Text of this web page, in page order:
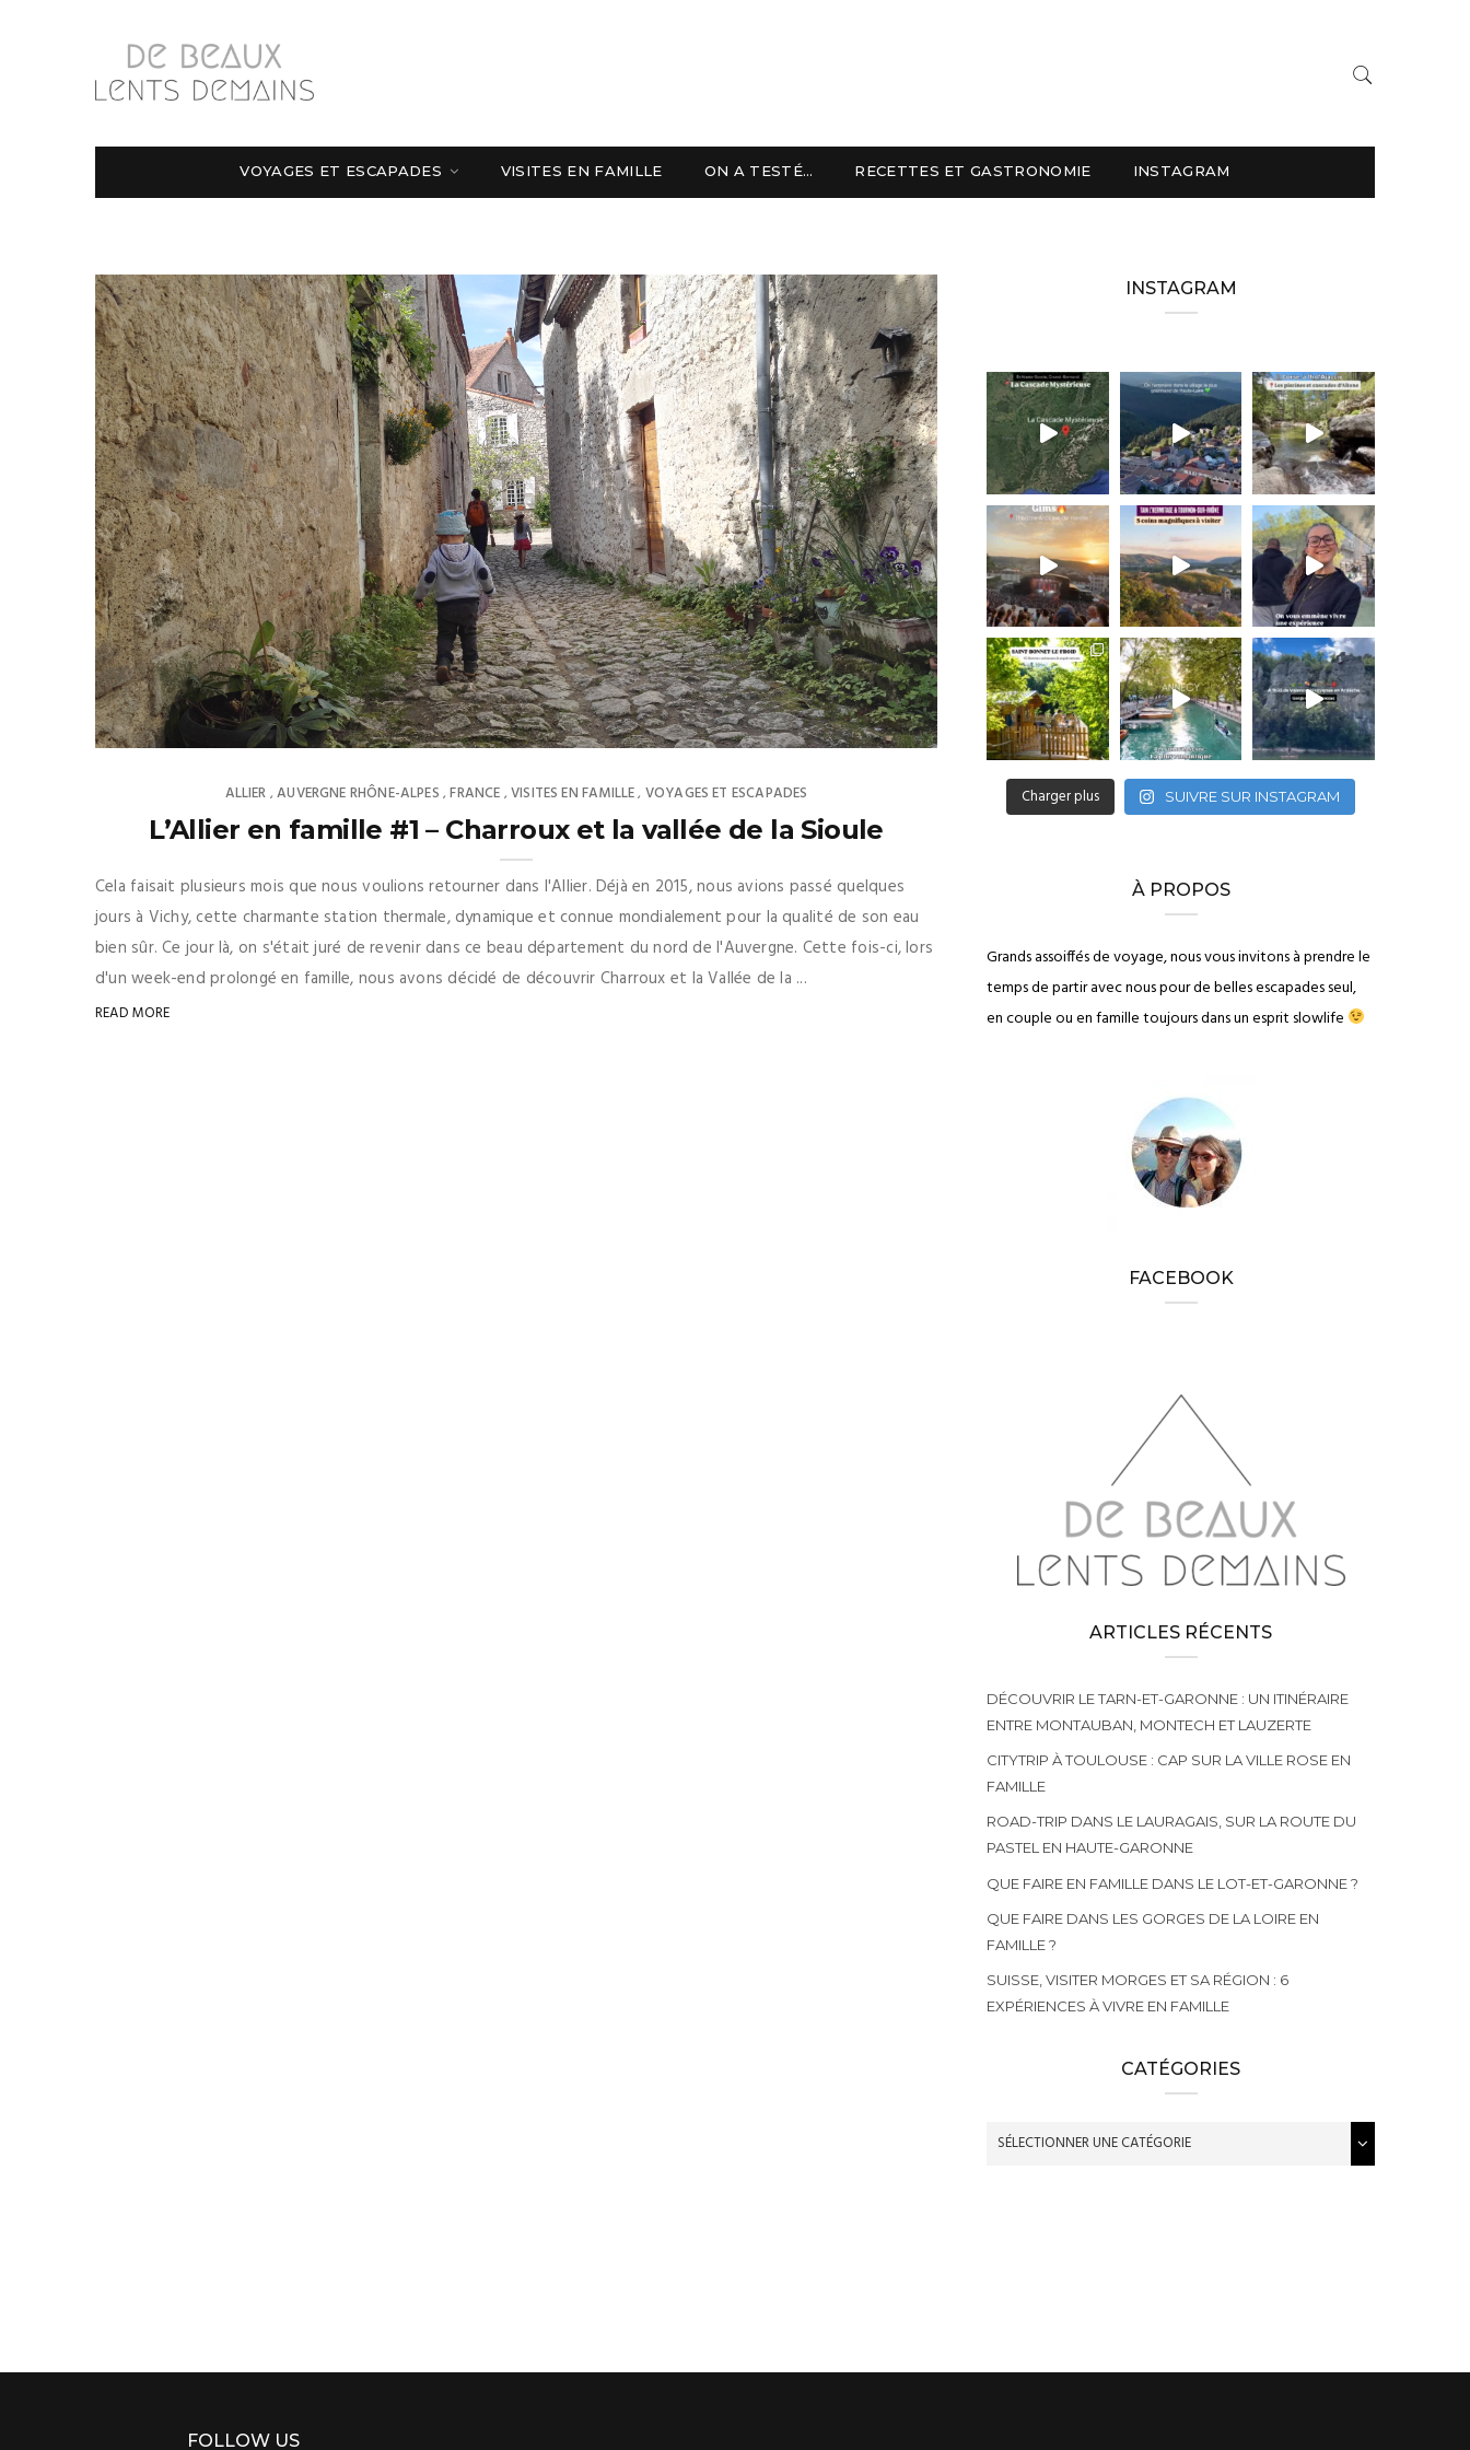
VOYAGES ET ESCAPADES VISITES EN FAMILLE ON A TESTÉ… RECETTES ET GASTRONOMIE INSTAGRAM
ALLIER ,AUVERGNE RHÔNE-ALPES ,FRANCE ,VISITES EN FAMILLE, VOYAGES ET ESCAPADES
L’Allier en famille #1 – Charroux et la vallée de la Sioule
Cela faisait plusieurs mois que nous voulions retourner dans l'Allier. Déjà en 2015, nous avions passé quelques
jours à Vichy, cette charmante station thermale, dynamique et connue mondialement pour la qualité de son eau
bien sûr. Ce jour là, on s'était juré de revenir dans ce beau département du nord de l'Auvergne. Cette fois-ci, lors
d'un week-end prolongé en famille, nous avons décidé de découvrir Charroux et la Vallée de la ...
READ MORE
INSTAGRAM
Charger plus SUIVRE SUR INSTAGRAM
À PROPOS
Grands assoiffés de voyage, nous vous invitons à prendre le
temps de partir avec nous pour de belles escapades seul,
en couple ou en famille toujours dans un esprit slowlife
FACEBOOK
ARTICLES RÉCENTS
DÉCOUVRIR LE TARN-ET-GARONNE : UN ITINÉRAIRE
ENTRE MONTAUBAN, MONTECH ET LAUZERTE
CITYTRIP À TOULOUSE : CAP SUR LA VILLE ROSE EN
FAMILLE
ROAD-TRIP DANS LE LAURAGAIS, SUR LA ROUTE DU
PASTEL EN HAUTE-GARONNE
QUE FAIRE EN FAMILLE DANS LE LOT-ET-GARONNE ?
QUE FAIRE DANS LES GORGES DE LA LOIRE EN
FAMILLE ?
SUISSE, VISITER MORGES ET SA RÉGION : 6
EXPÉRIENCES À VIVRE EN FAMILLE
CATÉGORIES
FOLLOW US